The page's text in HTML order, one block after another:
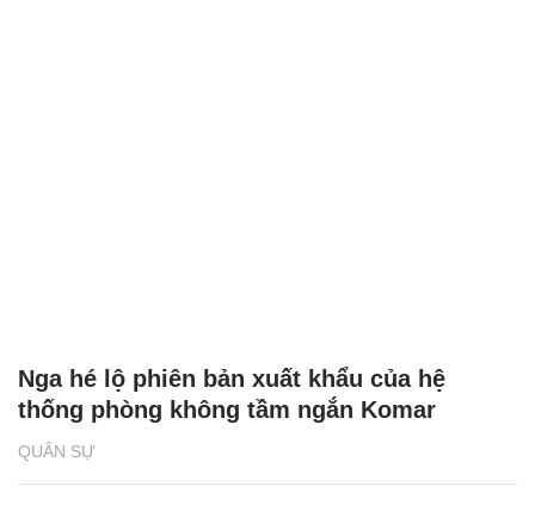
QUÂN SỰ
Nga hé lộ phiên bản xuất khẩu của hệ
thống phòng không tầm ngắn Komar